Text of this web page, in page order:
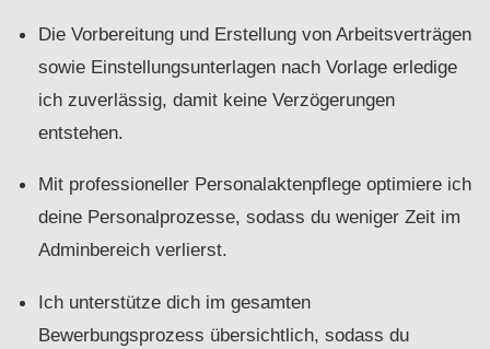
Die Vorbereitung und Erstellung von Arbeitsverträgen
sowie Einstellungsunterlagen nach Vorlage erledige
ich zuverlässig, damit keine Verzögerungen
entstehen.
Mit professioneller Personalaktenpflege optimiere ich
deine Personalprozesse, sodass du weniger Zeit im
Adminbereich verlierst.
Ich unterstütze dich im gesamten
Bewerbungsprozess übersichtlich, sodass du